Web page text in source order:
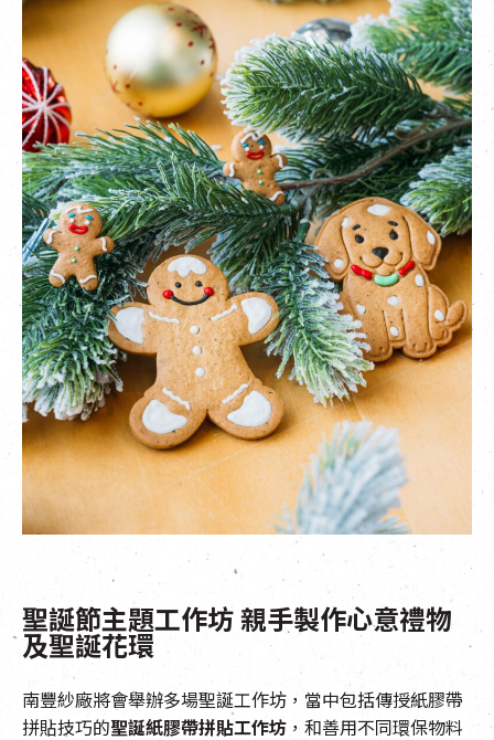
聖誕節主題工作坊 親手製作心意禮物
及聖誕花環
南豐紗廠將會舉辦多場聖誕工作坊，當中包括傳授紙膠帶
拼貼技巧的聖誕紙膠帶拼貼工作坊 ，和善用不同環保物料